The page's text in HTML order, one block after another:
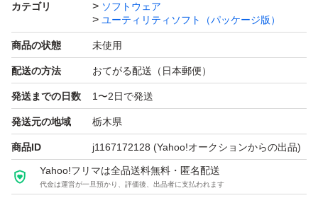
・リカバリデータディスク 3
・ソフトウェアディスク 1
・ソフトウェアディスク 2 【この様な場合に富士通出荷
時に復元が出来ます】
＊SSD、HDDを交換した場合。
＊Windows 10 , 11等にアップグレードをしたが 出荷時の
OS に戻したい。
＊パソコンのOSが起動できなくなった時。
＊PCの動きが遅く、フリーズも起こす。
カテゴリ
ソフトウェア
ユーティリティソフト（パッケージ版）
商品の状態 未使用
配送の方法 おてがる配送（日本郵便）
発送までの日数 1〜2日で発送
発送元の地域 栃木県
商品ID j1167172128 (Yahoo!オークションからの出品)
Yahoo!フリマは全品送料無料・匿名配送
代金は運営が一旦預かり、評価後、出品者に支払われます